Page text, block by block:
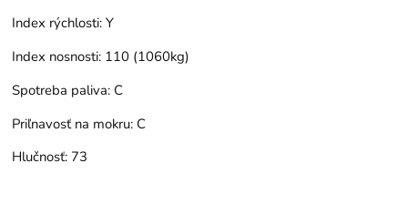
Index rýchlosti: Y
Index nosnosti: 110 (1060kg)
Spotreba paliva: C
Priľnavosť na mokru: C
Hlučnosť: 73